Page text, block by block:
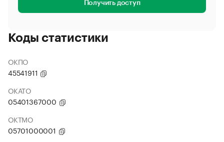
Получить доступ
Коды статистики
ОКПО
45541911
ОКАТО
05401367000
ОКТМО
05701000001